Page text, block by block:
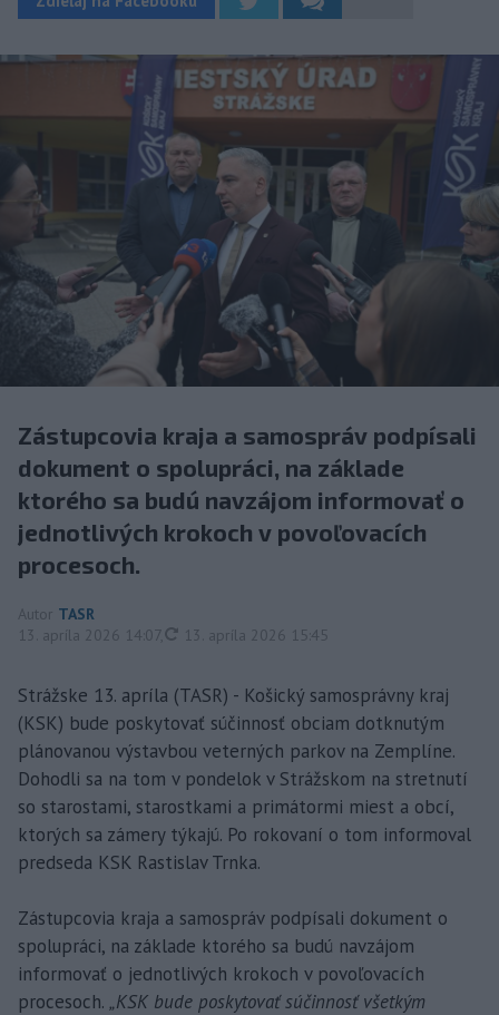
Zástupcovia kraja a samospráv podpísali
dokument o spolupráci, na základe
ktorého sa budú navzájom informovať o
jednotlivých krokoch v povoľovacích
procesoch.
Autor TASR
13. apríla 2026 14:07
aktualizované
13. apríla 2026 15:45
Strážske 13. apríla (TASR) - Košický samosprávny kraj
(KSK) bude poskytovať súčinnosť obciam dotknutým
plánovanou výstavbou veterných parkov na Zemplíne.
Dohodli sa na tom v pondelok v Strážskom na stretnutí
so starostami, starostkami a primátormi miest a obcí,
ktorých sa zámery týkajú. Po rokovaní o tom informoval
predseda KSK Rastislav Trnka.
Zástupcovia kraja a samospráv podpísali dokument o
spolupráci, na základe ktorého sa budú navzájom
informovať o jednotlivých krokoch v povoľovacích
procesoch. „KSK bude poskytovať súčinnosť všetkým